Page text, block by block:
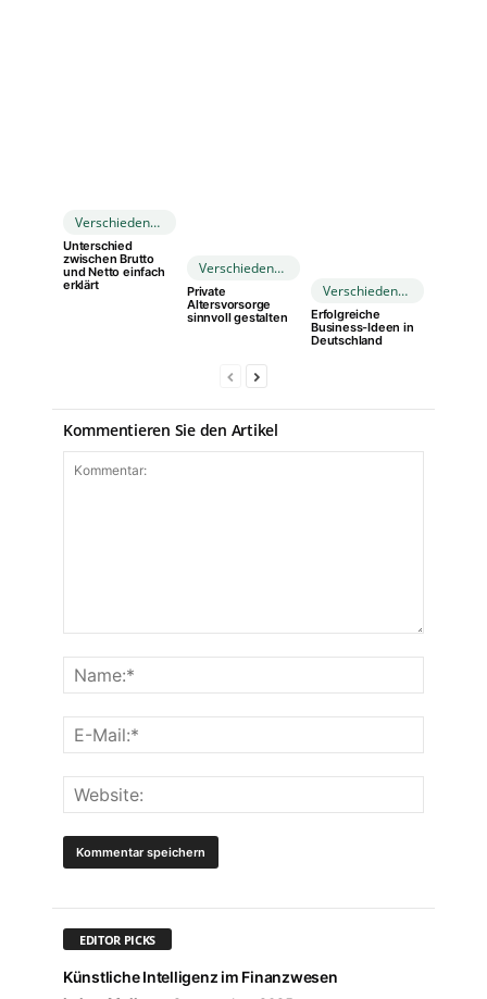
Verschiedenes
Unterschied
zwischen Brutto
und Netto einfach
erklärt
Verschiedenes
Private
Altersvorsorge
sinnvoll gestalten
Verschiedenes
Erfolgreiche
Business-Ideen in
Deutschland
Kommentieren Sie den Artikel
EDITOR PICKS
Künstliche Intelligenz im Finanzwesen